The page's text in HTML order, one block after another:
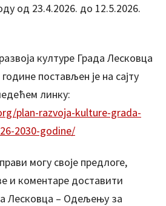
од 23.4.2026. до 12.5.2026.
културе Града Лесковца
постављен је на сајту
линку:
plan-razvoja-kulture-grada-
2030-godine/
могу своје предлоге,
и коментаре доставити
Лесковца – Одељењу за